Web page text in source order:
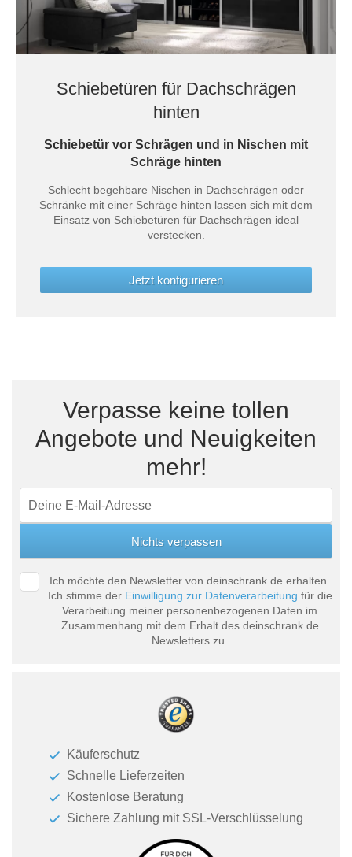
Schiebetüren für Dachschrägen
hinten
Schiebetür vor Schrägen und in Nischen mit
Schräge hinten
Schlecht begehbare Nischen in Dachschrägen oder
Schränke mit einer Schräge hinten lassen sich mit dem
Einsatz von Schiebetüren für Dachschrägen ideal
verstecken.
Jetzt konfigurieren
Verpasse keine tollen
Angebote und Neuigkeiten
mehr!
Ich möchte den Newsletter von deinschrank.de erhalten.
Ich stimme der Einwilligung zur Datenverarbeitung für die
Verarbeitung meiner personenbezogenen Daten im
Zusammenhang mit dem Erhalt des deinschrank.de
Newsletters zu.
Käuferschutz
Schnelle Lieferzeiten
Kostenlose Beratung
Sichere Zahlung mit SSL-Verschlüsselung